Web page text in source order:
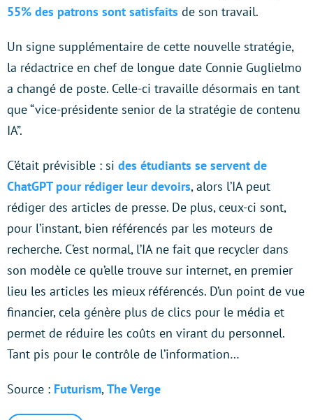
55% des patrons sont satisfaits de son travail.
Un signe supplémentaire de cette nouvelle stratégie,
la rédactrice en chef de longue date Connie Guglielmo
a changé de poste. Celle-ci travaille désormais en tant
que “vice-présidente senior de la stratégie de contenu
IA”.
C’était prévisible : si des étudiants se servent de
ChatGPT pour rédiger leur devoirs, alors l’IA peut
rédiger des articles de presse. De plus, ceux-ci sont,
pour l’instant, bien référencés par les moteurs de
recherche. C’est normal, l’IA ne fait que recycler dans
son modèle ce qu’elle trouve sur internet, en premier
lieu les articles les mieux référencés. D’un point de vue
financier, cela génère plus de clics pour le média et
permet de réduire les coûts en virant du personnel.
Tant pis pour le contrôle de l’information…
Source : Futurism,The Verge